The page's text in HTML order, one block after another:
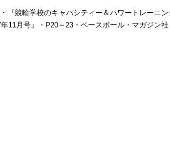
『競輪学校のキャパシティー＆パワートレーニ
年11月号』・P20～23・ベースボール・マガジン社